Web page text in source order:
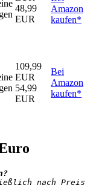
48,99
EUR
Amazon
kaufen*
109,99
EUR
54,99
EUR
Bei
Amazon
kaufen*
nach